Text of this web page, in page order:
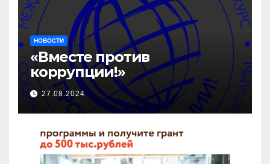
НОВОСТИ
«Вместе против
коррупции!»
27.08.2024